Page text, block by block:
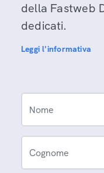
della Fastweb
dedicati.
Leggi l'informativa
Nome
Cognome